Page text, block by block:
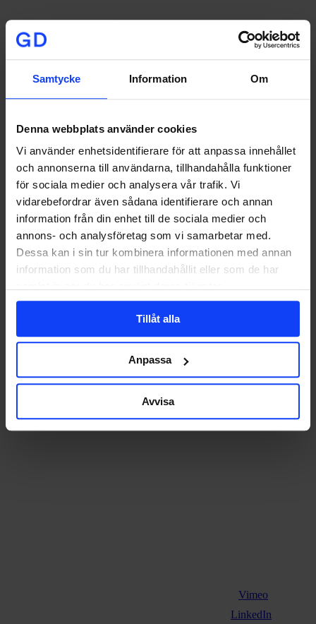
Samtycke Information Om
Denna webbplats använder cookies
Vi använder enhetsidentifierare för att anpassa innehållet
och annonserna till användarna, tillhandahålla funktioner
för sociala medier och analysera vår trafik. Vi
vidarebefordrar även sådana identifierare och annan
information från din enhet till de sociala medier och
annons- och analysföretag som vi samarbetar med.
Dessa kan i sin tur kombinera informationen med annan
information som du har tillhandahållit eller som de har
Tillåt alla
Anpassa
Avvisa
Signa upp på vårt nyhetsbrev
du läsa hur vi hanterar dina personuppgifter.
Stockholm
111 29 Stockholm
+46 8-533 308 50
Göteborg
Norra Allégatan 2
413 01 Göteborg
+46 31-16 03 05
553 21 Jönköping
+46 36-30 20 11
Vimeo
LinkedIn